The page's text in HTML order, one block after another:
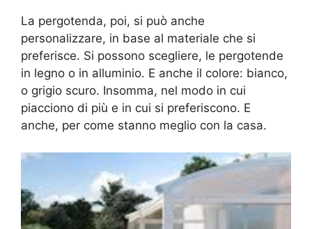
La pergotenda, poi, si può anche
personalizzare, in base al materiale che si
preferisce. Si possono scegliere, le pergotende
in legno o in alluminio. E anche il colore: bianco,
o grigio scuro. Insomma, nel modo in cui
piacciono di più e in cui si preferiscono. E
anche, per come stanno meglio con la casa.